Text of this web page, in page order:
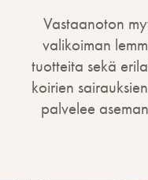
Vastaanoton
valikoiman
tuotteita sekä
koirien
palvelee